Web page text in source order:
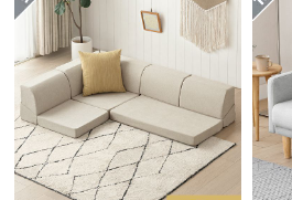
て
返
品・
キ
ャ
ン
セ